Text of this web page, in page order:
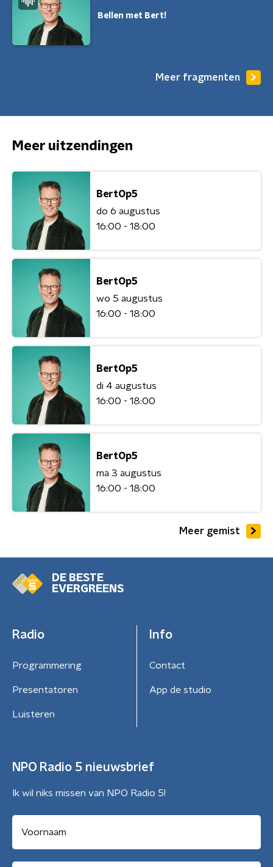
Bellen met Bert!
Meer fragmenten
Meer uitzendingen
BertOp5
do 6 augustus
16:00 - 18:00
BertOp5
wo 5 augustus
16:00 - 18:00
BertOp5
di 4 augustus
16:00 - 18:00
BertOp5
ma 3 augustus
16:00 - 18:00
Meer gemist
DE BESTE
EVERGREENS
Radio
Programmering
Presentatoren
Luisteren
Info
Contact
App de studio
NPO Radio 5 nieuwsbrief
Ik wil niks missen van NPO Radio 5!